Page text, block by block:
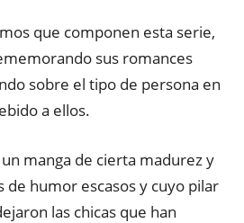
que componen esta serie,
sus romances
sobre el tipo de persona en
a ellos.
manga de cierta madurez y
de humor escasos y cuyo pilar
las chicas que han